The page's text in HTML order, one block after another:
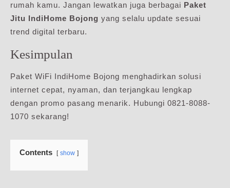
rumah kamu. Jangan lewatkan juga berbagai Paket
Jitu IndiHome Bojong yang selalu update sesuai
trend digital terbaru.
Kesimpulan
Paket WiFi IndiHome Bojong menghadirkan solusi
internet cepat, nyaman, dan terjangkau lengkap
dengan promo pasang menarik. Hubungi 0821-8088-
1070 sekarang!
Contents show